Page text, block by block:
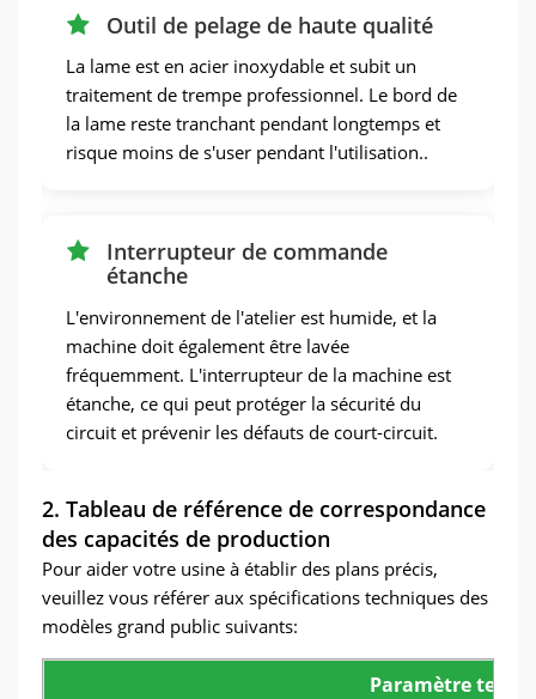
Outil de pelage de haute qualité
La lame est en acier inoxydable et subit un
traitement de trempe professionnel. Le bord de
la lame reste tranchant pendant longtemps et
risque moins de s'user pendant l'utilisation..
Interrupteur de commande
étanche
L'environnement de l'atelier est humide, et la
machine doit également être lavée
fréquemment. L'interrupteur de la machine est
étanche, ce qui peut protéger la sécurité du
circuit et prévenir les défauts de court-circuit.
2. Tableau de référence de correspondance
des capacités de production
Pour aider votre usine à établir des plans précis,
veuillez vous référer aux spécifications techniques des
modèles grand public suivants:
Paramètre